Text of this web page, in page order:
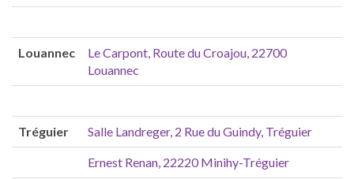
Louannec
Le Carpont, Route du Croajou, 22700
Louannec
Tréguier Salle Landreger, 2 Rue du Guindy, Tréguier
Ernest Renan, 22220 Minihy-Tréguier